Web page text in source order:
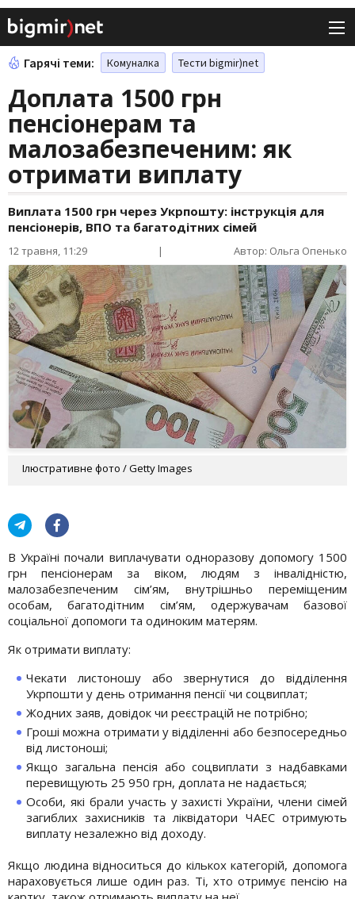
Гарячі теми: Комуналка Тести bigmir)net
Доплата 1500 грн
пенсіонерам та
малозабезпеченим: як
отримати виплату
Виплата 1500 грн через Укрпошту: інструкція для
пенсіонерів, ВПО та багатодітних сімей
12 травня, 11:29 | Автор: Ольга Опенько
Ілюстративне фото / Getty Images
В Україні почали виплачувати одноразову допомогу 1500
грн пенсіонерам за віком, людям з інвалідністю,
малозабезпеченим сім’ям, внутрішньо переміщеним
особам, багатодітним сім’ям, одержувачам базової
соціальної допомоги та одиноким матерям.
Як отримати виплату:
Чекати листоношу або звернутися до відділення
Укрпошти у день отримання пенсії чи соцвиплат;
Жодних заяв, довідок чи реєстрацій не потрібно;
Гроші можна отримати у відділенні або безпосередньо
від листоноші;
Якщо загальна пенсія або соцвиплати з надбавками
перевищують 25 950 грн, доплата не надається;
Особи, які брали участь у захисті України, члени сімей
загиблих захисників та ліквідатори ЧАЕС отримують
виплату незалежно від доходу.
Якщо людина відноситься до кількох категорій, допомога
нараховується лише один раз. Ті, хто отримує пенсію на